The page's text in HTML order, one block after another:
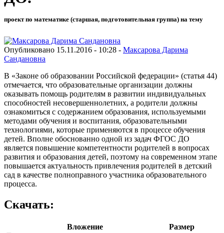
проект по математике (старшая, подготовительная группа) на тему
Опубликовано 15.11.2016 - 10:28 - Максарова Дарима
Сандановна
В «Законе об образовании Российской федерации» (статья 44)
отмечается, что образовательные организации должны
оказывать помощь родителям в развитии индивидуальных
способностей несовершеннолетних, а родители должны
ознакомиться с содержанием образования, используемыми
методами обучения и воспитания, образовательными
технологиями, которые применяются в процессе обучения
детей. Вполне обоснованно одной из задач ФГОС ДО
является повышение компетентности родителей в вопросах
развития и образования детей, поэтому на современном этапе
повышается актуальность привлечения родителей в детский
сад в качестве полноправного участника образовательного
процесса.
Скачать:
Вложение
Размер